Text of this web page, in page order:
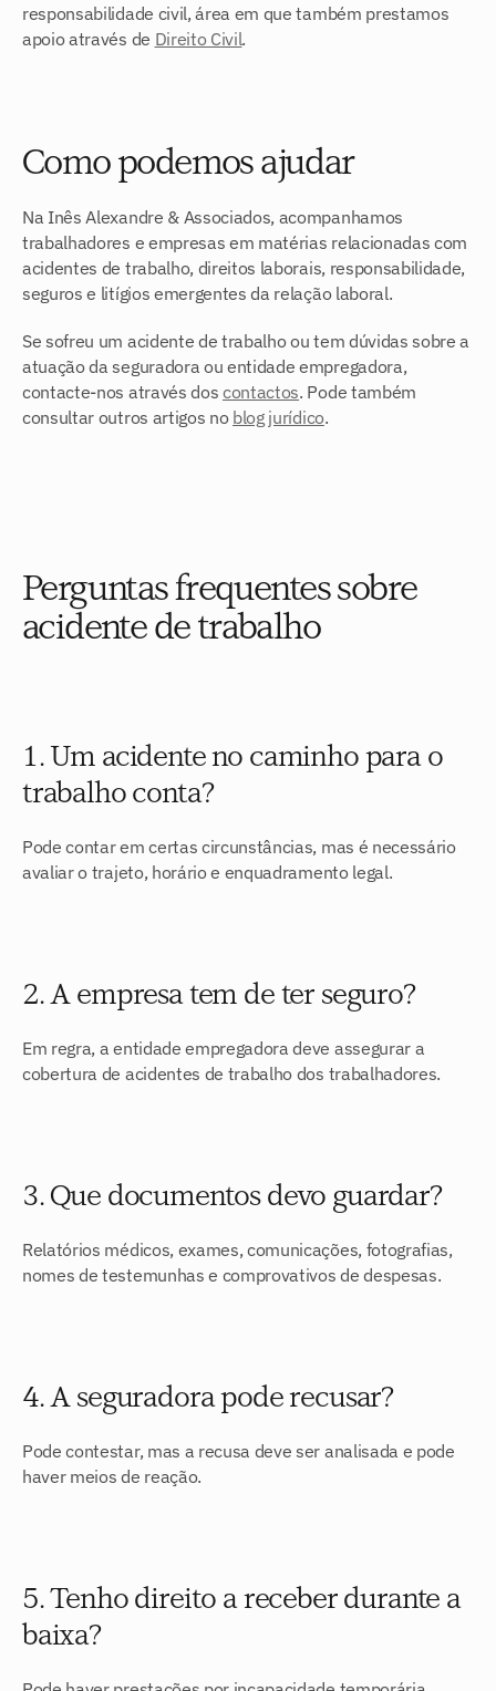
responsabilidade civil, área em que também prestamos
apoio através de Direito Civil.
Como podemos ajudar
Na Inês Alexandre & Associados, acompanhamos
trabalhadores e empresas em matérias relacionadas com
acidentes de trabalho, direitos laborais, responsabilidade,
seguros e litígios emergentes da relação laboral.
Se sofreu um acidente de trabalho ou tem dúvidas sobre a
atuação da seguradora ou entidade empregadora,
contacte-nos através dos contactos. Pode também
consultar outros artigos no blog jurídico.
Perguntas frequentes sobre
acidente de trabalho
1. Um acidente no caminho para o
trabalho conta?
Pode contar em certas circunstâncias, mas é necessário
avaliar o trajeto, horário e enquadramento legal.
2. A empresa tem de ter seguro?
Em regra, a entidade empregadora deve assegurar a
cobertura de acidentes de trabalho dos trabalhadores.
3. Que documentos devo guardar?
Relatórios médicos, exames, comunicações, fotografias,
nomes de testemunhas e comprovativos de despesas.
4. A seguradora pode recusar?
Pode contestar, mas a recusa deve ser analisada e pode
haver meios de reação.
5. Tenho direito a receber durante a
baixa?